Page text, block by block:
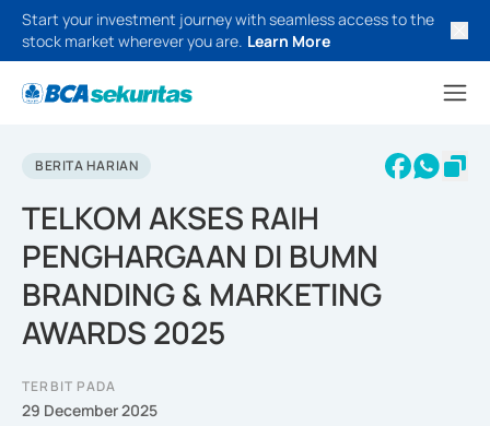
Start your investment journey with seamless access to the
stock market wherever you are. Learn More
BERITA HARIAN
TELKOM AKSES RAIH
PENGHARGAAN DI BUMN
BRANDING & MARKETING
AWARDS 2025
TERBIT PADA
29 December 2025